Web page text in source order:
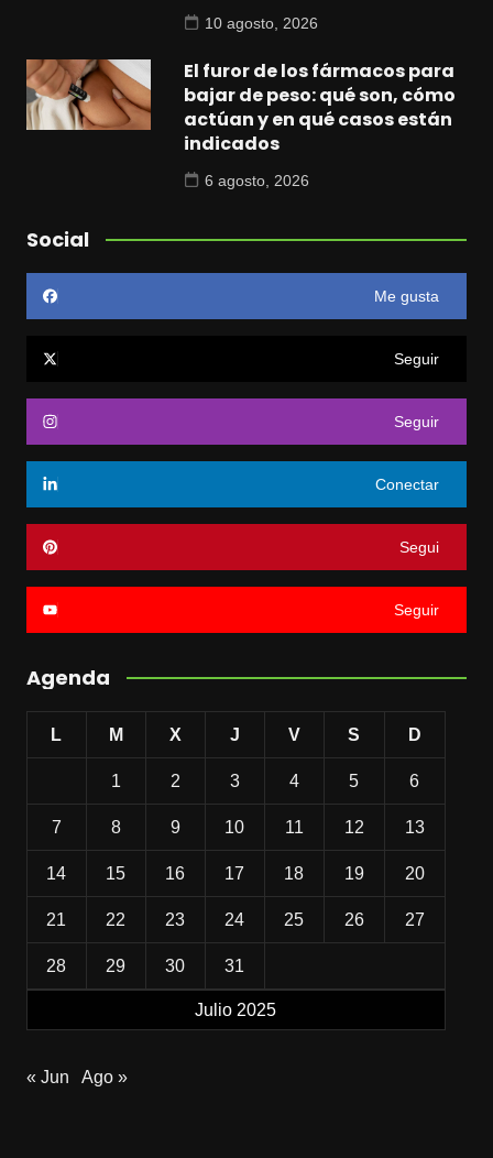
10 agosto, 2026
El furor de los fármacos para
bajar de peso: qué son, cómo
actúan y en qué casos están
indicados
6 agosto, 2026
Social
Me gusta
Seguir
Seguir
Conectar
Segui
Seguir
Agenda
Julio 2025
L M X J V S D
1 2 3 4 5 6
7 8 9 10 11 12 13
14 15 16 17 18 19 20
21 22 23 24 25 26 27
28 29 30 31
« Jun Ago »